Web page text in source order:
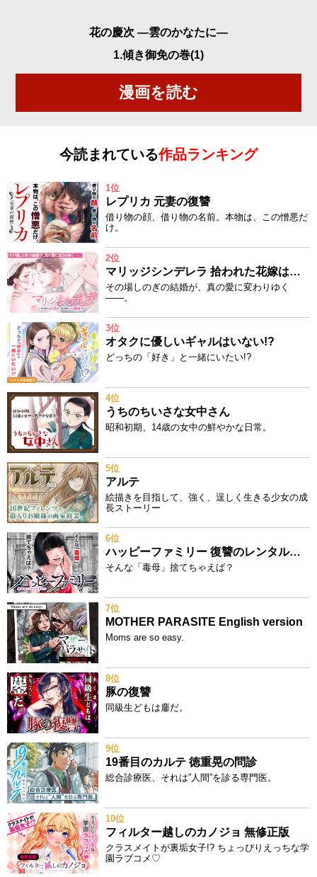
花の慶次 ―雲のかなたに―
1.傾き御免の巻(1)
漫画を読む
今読まれている作品ランキング
1位
レプリカ 元妻の復讐
借り物の顔、借り物の名前。本物は、この憎悪だ
け。
2位
マリッジシンデレラ 拾われた花嫁は一途な副社長に溺愛される
その場しのぎの結婚が、真の愛に変わりゆく
——。
3位
オタクに優しいギャルはいない!?
どっちの「好き」と一緒にいたい!?
4位
うちのちいさな女中さん
昭和初期、14歳の女中の鮮やかな日常。
5位
アルテ
絵描きを目指して、強く、逞しく生きる少女の成
長ストーリー
6位
ハッピーファミリー 復讐のレンタルお母さん
そんな「毒母」捨てちゃえば？
7位
MOTHER PARASITE English version
Moms are so easy.
8位
豚の復讐
同級生どもは鏖だ。
9位
19番目のカルテ 徳重晃の問診
総合診療医、それは”人間”を診る専門医。
10位
フィルター越しのカノジョ 無修正版
クラスメイトが裏垢女子!? ちょっぴりえっちな学
園ラブコメ♡